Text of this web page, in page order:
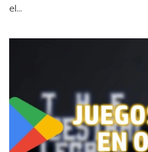
el...